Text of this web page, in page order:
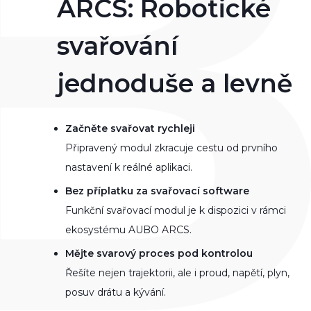
ARCS: Robotické
svařování
jednoduše a levně
Začněte svařovat rychleji
Připravený modul zkracuje cestu od prvního
nastavení k reálné aplikaci.
Bez příplatku za svařovací software
Funkční svařovací modul je k dispozici v rámci
ekosystému AUBO ARCS.
Mějte svarový proces pod kontrolou
Řešíte nejen trajektorii, ale i proud, napětí, plyn,
posuv drátu a kývání.